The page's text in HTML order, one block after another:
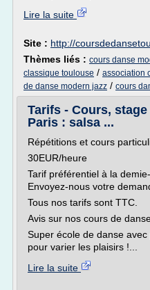
Lire la suite
Site : http://
Thèmes liés : cours danse
classique toulouse / association
de danse modern jazz / cours
Tarifs - Cours,
Paris : salsa ...
Répétitions et cours
30EUR/heure
Tarif préférentiel à la
Envoyez-nous votre
Tous nos tarifs sont TTC.
Avis sur nos cours de
Super école de danse
pour varier les plaisirs !...
Lire la suite